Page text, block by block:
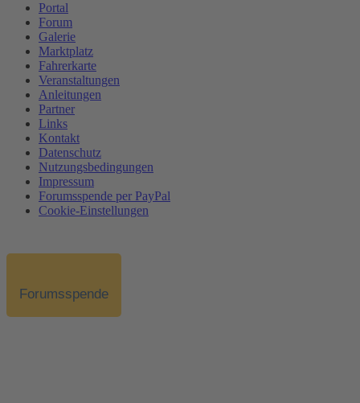
Portal
Forum
Galerie
Marktplatz
Fahrerkarte
Veranstaltungen
Anleitungen
Partner
Links
Kontakt
Datenschutz
Nutzungsbedingungen
Impressum
Forumsspende per PayPal
Cookie-Einstellungen
Forumsspende